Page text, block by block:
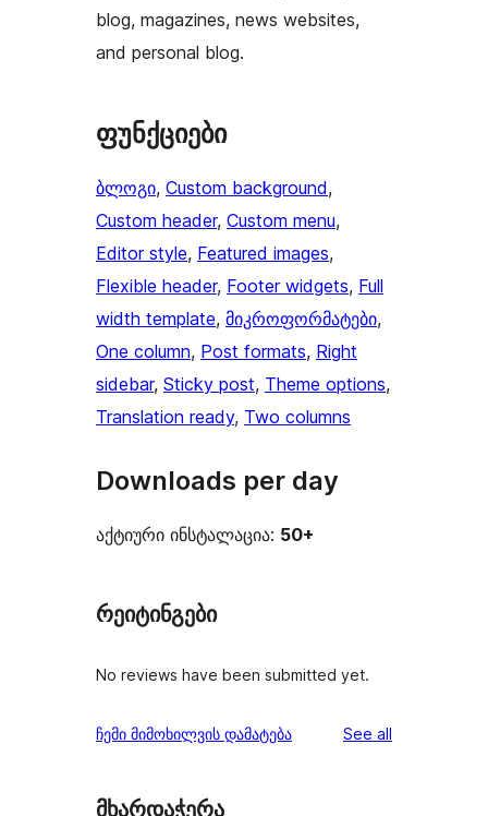
blog, magazines, news websites,
and personal blog.
ფუნქციები
ბლოგი, Custom background
Custom header, Custom menu
Editor style, Featured images
Flexible header, Footer widgets, Full
width template, მიკროფორმატები
One column, Post formats, Right
sidebar, Sticky post, Theme options
Translation ready, Two columns
Downloads per day
აქტიური ინსტალაცია: 50+
რეიტინგები
No reviews have been submitted yet.
ჩემი მიმოხილვის დამატება See all
მხარდაჭერა